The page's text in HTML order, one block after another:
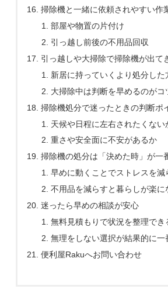
掃除機と一緒に依頼されやすい作
部屋や物置の片付け
引っ越し前後の不用品回収
引っ越しや大掃除で掃除機が出て
新居に持っていくより処分した
大掃除中は判断を早めるのがコ
掃除機処分で迷ったときの判断ポ
天候や日程に左右されたくない
重さや安全面に不安があるか
掃除機の処分は「決めた時」が一
早めに動くことでストレスを減
不用品を減らすと暮らしが楽に
迷ったら早めの相談が安心
無料見積もりで状況を整理でき
無理をしない選択が結果的に一
便利屋Rakuへお問い合わせ